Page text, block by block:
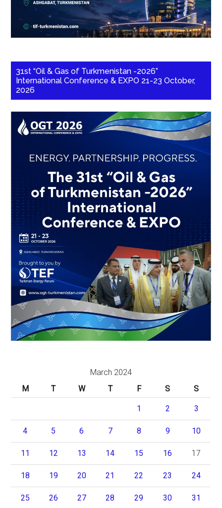
31st “Oil & Gas of Turkmenistan -2026”
International Conference & EXPO 21-23 October,
2026
March 2024
M
T W T F S S
1 2 3
4 5 6 7 8 9 10
11 12 13 14 15 16 17
18 19 20 21 22 23 24
25 26 27 28 29 30 31